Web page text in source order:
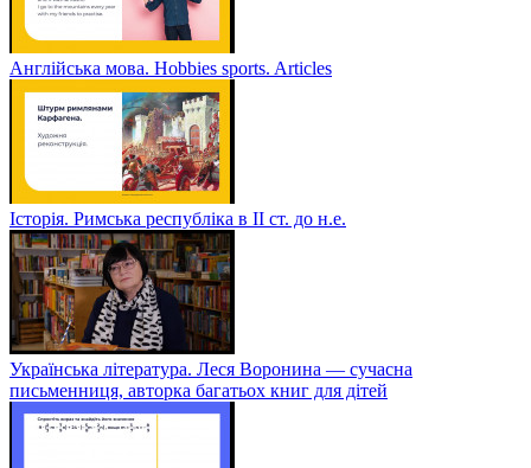
Англійська мова. Hobbies sports. Articles
Історія. Римська республіка в ІІ ст. до н.е.
Українська література. Леся Воронина — сучасна
письменниця, авторка багатьох книг для дітей